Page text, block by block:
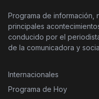
Programa de información,
principales
conducido por el
de la comunicadora y
Internacionales
Programa de Hoy